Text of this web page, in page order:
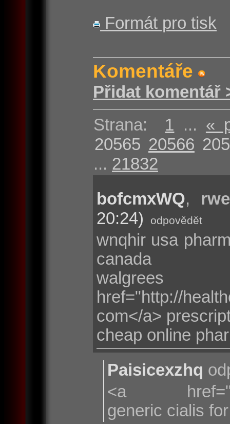
Formát pro tisk
Komentáře
Přidat komentář
Strana: 1 ... «
20565 20566
... 21832
bofcmxWQ,
20:24)
odpovědět
wnqhir usa
canada
href="http://
com</a>
cheap online
Paisicexzhq
<a
generic cialis